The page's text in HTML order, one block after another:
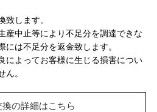
します。
産中止等により不足分を調達できな
は不足分を返金致します。
によってお客様に生じる損害につい
。
の詳細はこちら